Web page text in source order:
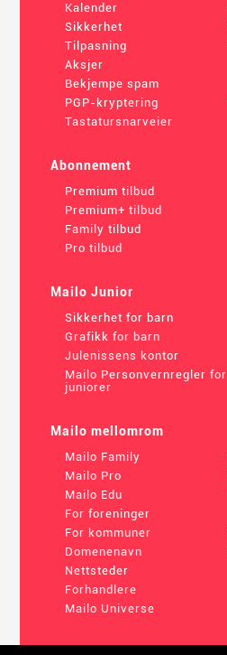
Kalender
Sikkerhet
Tilpasning
Aksjer
Bekjempe spam
PGP-kryptering
Tastatursnarveier
Abonnement
Premium tilbud
Premium+ tilbud
Family tilbud
Pro tilbud
Mailo Junior
Sikkerhet for barn
Grafikk for barn
Julenissens kontor
Mailo Personvernregler for
juniorer
Mailo mellomrom
Mailo Family
Mailo Pro
Mailo Edu
For foreninger
For kommuner
Domenenavn
Nettsteder
Forhandlere
Mailo Universe